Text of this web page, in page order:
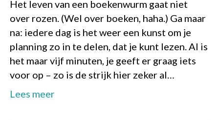
Het leven van een boekenwurm gaat niet
over rozen. (Wel over boeken, haha.) Ga maar
na: iedere dag is het weer een kunst om je
planning zo in te delen, dat je kunt lezen. Al is
het maar vijf minuten, je geeft er graag iets
voor op – zo is de strijk hier zeker al…
Lees meer